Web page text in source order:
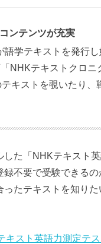
ンテンツが充実
語学テキストを発行
NHKテキストクロ
キストを覗いたり
した「NHKテキスト
録不要で受験できる
ったテキストを知り
キスト英語力測定テ